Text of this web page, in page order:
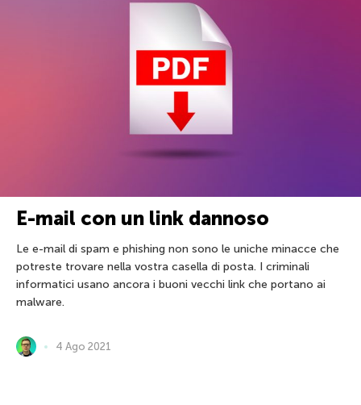
E-mail con un link dannoso
Le e-mail di spam e phishing non sono le uniche minacce che
potreste trovare nella vostra casella di posta. I criminali
informatici usano ancora i buoni vecchi link che portano ai
malware.
4 Ago 2021